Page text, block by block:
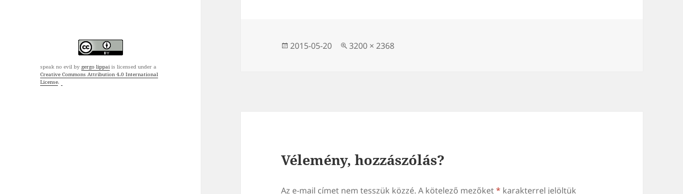
speak no evil bygergo lippai is licensed under a
Creative Commons Attribution 4.0 International
License.
Közzétéve
2015-05-20
Teljes
3200 × 2368
Vélemény, hozzászólás?
Az e-mail címet nem tesszük közzé. A kötelező mezőket* karakterrel jelöltük